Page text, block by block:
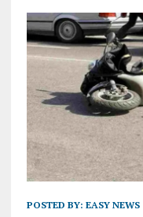
POSTED BY: EASY NEWS